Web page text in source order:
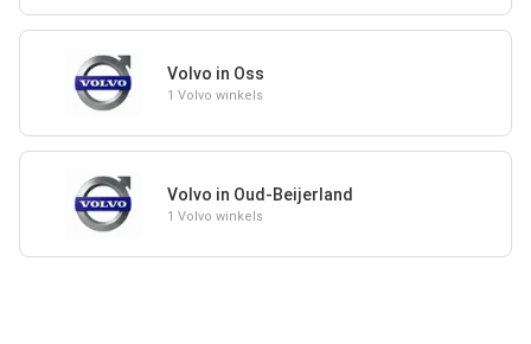
Volvo in Oss
1 Volvo winkels
Volvo in Oud-Beijerland
1 Volvo winkels